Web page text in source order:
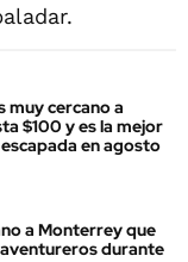
muy cercano a
$100 y es la mejor
en agosto
a Monterrey que
durante